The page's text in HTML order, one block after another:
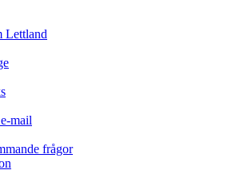
Lettland
mail
frågor